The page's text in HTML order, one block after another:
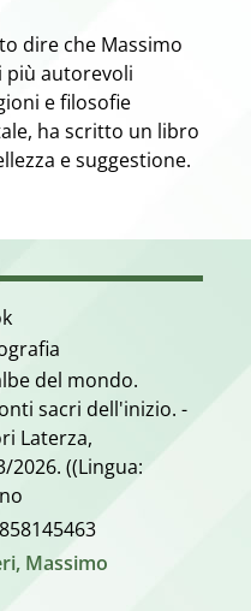
dire che Massimo
più autorevoli
e filosofie
ha scritto un libro
e suggestione.
del mondo.
sacri dell'inizio. -
Laterza,
2026. ((Lingua:
Massimo